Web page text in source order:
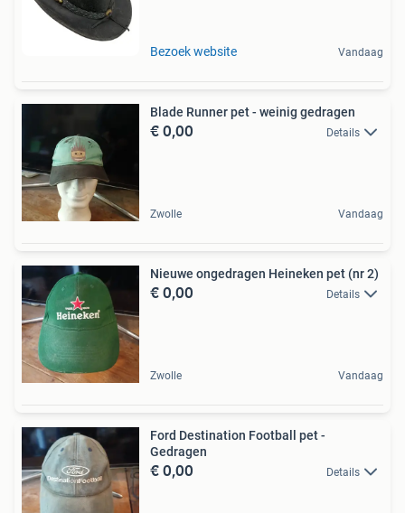
Bezoek website Vandaag
Blade Runner pet - weinig gedragen
€ 0,00 Details
Zwolle Vandaag
Nieuwe ongedragen Heineken pet (nr 2)
€ 0,00 Details
Zwolle Vandaag
Ford Destination Football pet -
Gedragen
€ 0,00 Details